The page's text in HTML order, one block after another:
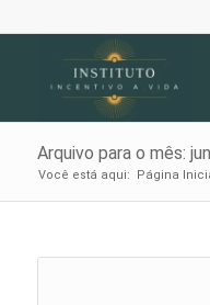
Arquivo para o mês:
Você está aqui: Página